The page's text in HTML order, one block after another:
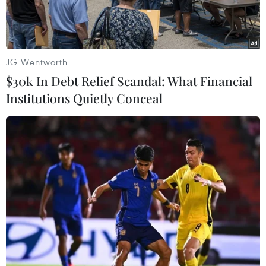
Cảnh sát giao thông Tiền Giang kiểm tra nồng độ cồn đối với
tài xế xe ôtô. (Ảnh: Hữu Chí/ TTXVN)
Ủy ban An toàn Giao thông Quốc gia thông báo
số điện thoại để tiếp nhận các ý kiến phản ánh
của người dân về hoạt động vận tải và đảm bảo
JG Wentworth
$30k In Debt Relief Scandal: What Financial
Institutions Quietly Conceal